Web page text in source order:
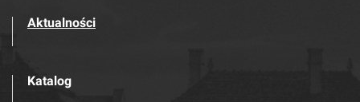
Aktualności
Katalog